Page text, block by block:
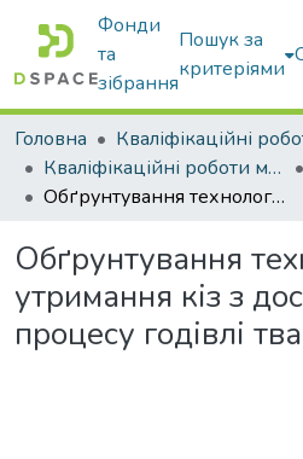
Фонди
та
зібрання
Пошук за
критеріями
Головна
Кваліфікаційні
Кваліфікаційні роботи магістрів
Обґрунтування технології утримання кіз з дослідженням процесу годівлі тварин
Обґрунтування
утримання кіз з
процесу годівлі